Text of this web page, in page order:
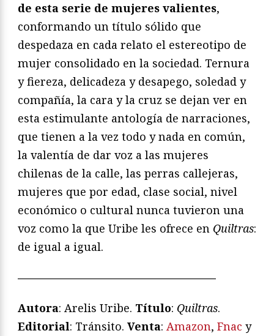
de esta serie de mujeres valientes,
conformando un título sólido que
despedaza en cada relato el estereotipo de
mujer consolidado en la sociedad. Ternura
y fiereza, delicadeza y desapego, soledad y
compañía, la cara y la cruz se dejan ver en
esta estimulante antología de narraciones,
que tienen a la vez todo y nada en común,
la valentía de dar voz a las mujeres
chilenas de la calle, las perras callejeras,
mujeres que por edad, clase social, nivel
económico o cultural nunca tuvieron una
voz como la que Uribe les ofrece en Quiltras:
de igual a igual.
——————————————————
Autora: Arelis Uribe. Título: Quiltras.
Editorial: Tránsito. Venta: Amazon, Fnac y